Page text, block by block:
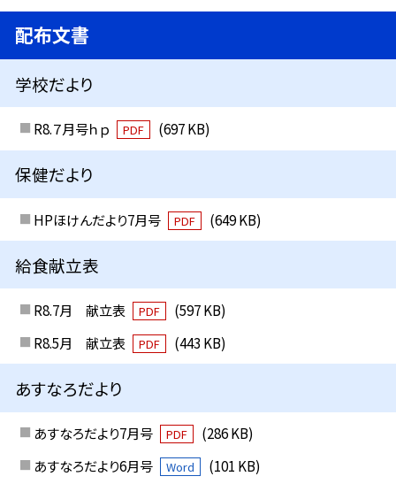
配布文書
学校だより
R8.７月号ｈｐ PDF (697 KB)
保健だより
HPほけんだより7月号 PDF (649 KB)
給食献立表
R8.7月 献立表 PDF
(597 KB)
R8.5月 献立表
PDF (443 KB)
あすなろだより
あすなろだより7月号 PDF
(286 KB)
あすなろだより6月号
Word (101 KB)